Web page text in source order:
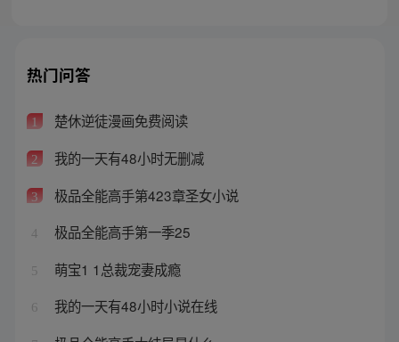
热门问答
1 楚休逆徒漫画免费阅读
2 我的一天有48小时无删减
3 极品全能高手第423章圣女小说
4 极品全能高手第一季25
5 萌宝1 1总裁宠妻成瘾
6 我的一天有48小时小说在线